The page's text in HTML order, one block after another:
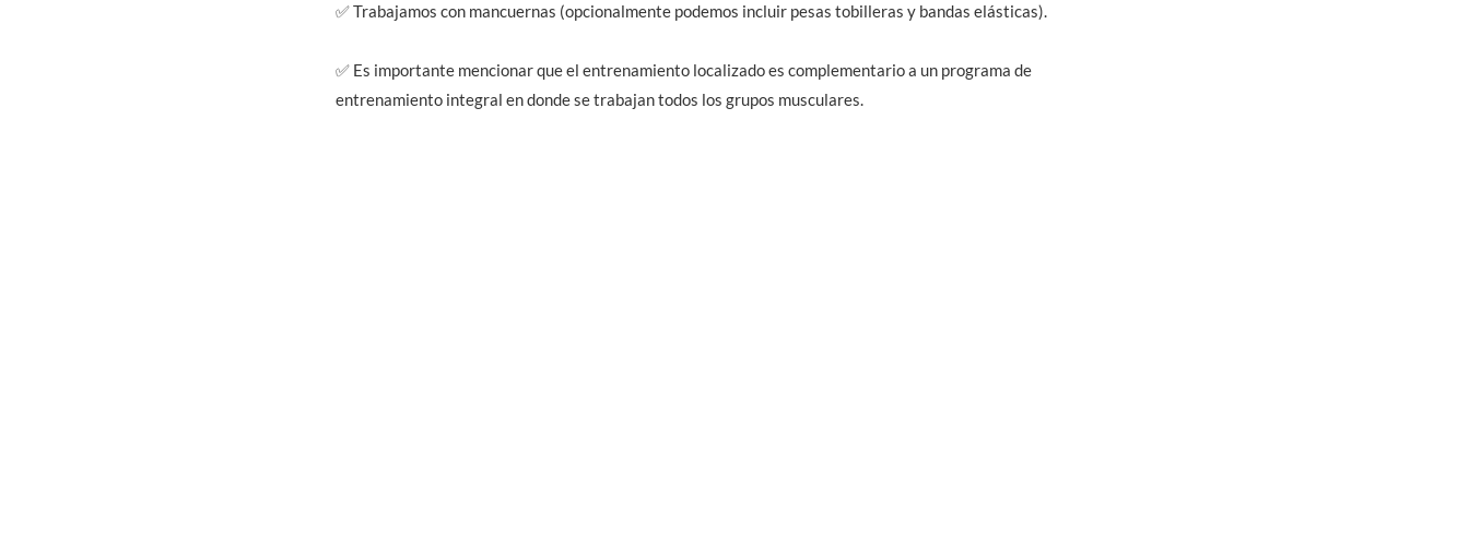
✅ Trabajamos con mancuernas (opcionalmente podemos incluir pesas tobilleras y bandas elásticas).
✅ Es importante mencionar que el entrenamiento localizado es complementario a un programa de
entrenamiento integral en donde se trabajan todos los grupos musculares.